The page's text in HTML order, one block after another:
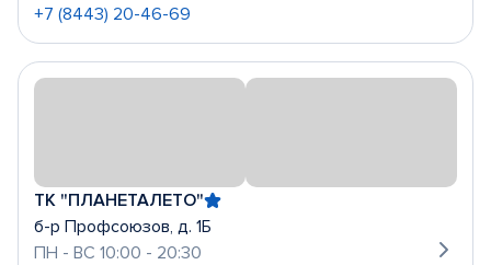
+7 (8443) 20-46-69
ТК "ПЛАНЕТАЛЕТО"
б-р Профсоюзов, д. 1Б
ПН - ВС 10:00 - 20:30